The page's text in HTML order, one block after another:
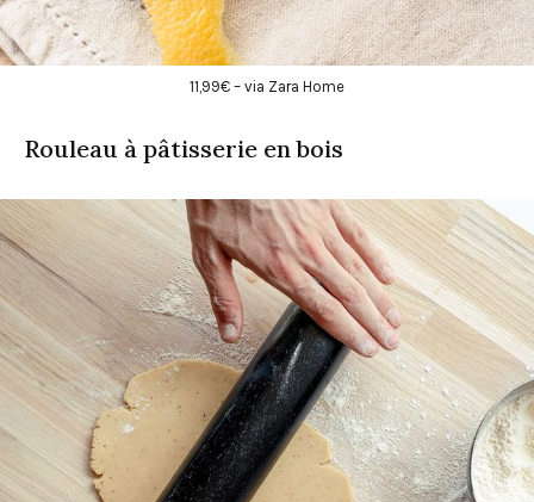
11,99€ – via Zara Home
Rouleau à pâtisserie en bois